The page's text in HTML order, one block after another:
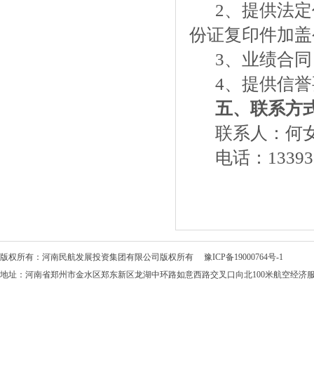
2、提供法
份证复印件加
3、 业绩合
4、提供信
五、联系方
联系人：何
电话：
版权所有：河南民航发展投资集团有限公司版权所有 豫ICP备19000764号-1
地址：河南省郑州市金水区郑东新区龙湖中环路如意西路交叉口向北100米航空经济